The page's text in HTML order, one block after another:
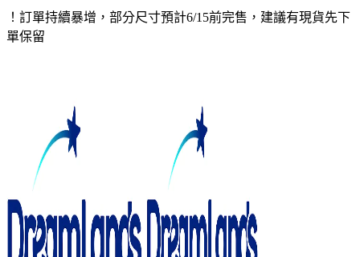
！訂單持續暴增，部分尺寸預計6/15前完售，建議有現貨先下
單保留